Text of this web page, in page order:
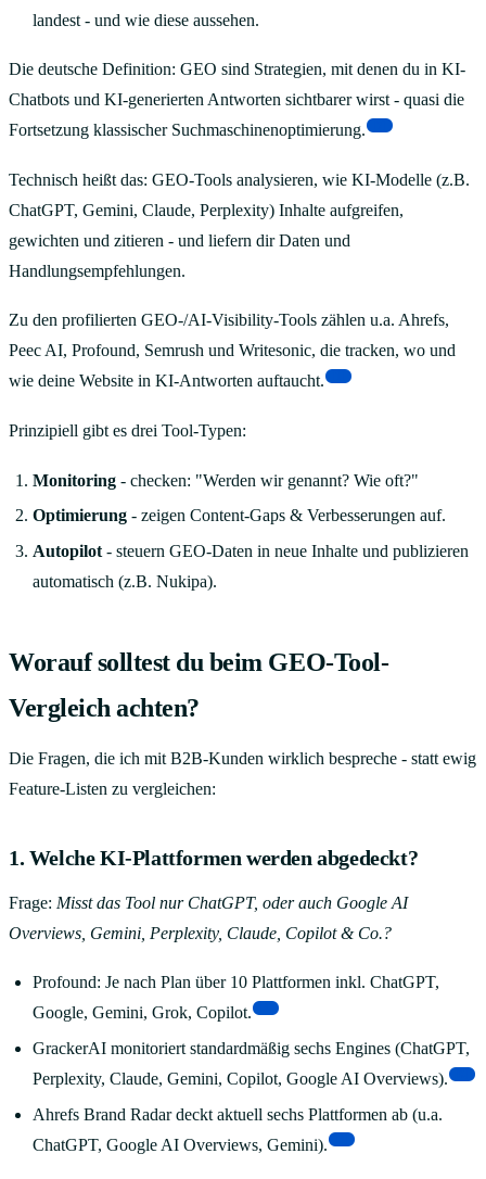
landest - und wie diese aussehen.
Die deutsche Definition: GEO sind Strategien, mit denen du in KI-
Chatbots und KI-generierten Antworten sichtbarer wirst - quasi die
Fortsetzung klassischer Suchmaschinenoptimierung.
Technisch heißt das: GEO-Tools analysieren, wie KI-Modelle (z.B.
ChatGPT, Gemini, Claude, Perplexity) Inhalte aufgreifen,
gewichten und zitieren - und liefern dir Daten und
Handlungsempfehlungen.
Zu den profilierten GEO-/AI-Visibility-Tools zählen u.a. Ahrefs,
Peec AI, Profound, Semrush und Writesonic, die tracken, wo und
wie deine Website in KI-Antworten auftaucht.
Prinzipiell gibt es drei Tool-Typen:
Monitoring - checken: "Werden wir genannt? Wie oft?"
Optimierung - zeigen Content-Gaps & Verbesserungen auf.
Autopilot - steuern GEO-Daten in neue Inhalte und publizieren
automatisch (z.B. Nukipa).
Worauf solltest du beim GEO-Tool-
Vergleich achten?
Die Fragen, die ich mit B2B-Kunden wirklich bespreche - statt ewig
Feature-Listen zu vergleichen:
1. Welche KI-Plattformen werden abgedeckt?
Frage: Misst das Tool nur ChatGPT, oder auch Google AI
Overviews, Gemini, Perplexity, Claude, Copilot & Co.?
Profound: Je nach Plan über 10 Plattformen inkl. ChatGPT,
Google, Gemini, Grok, Copilot.
GrackerAI monitoriert standardmäßig sechs Engines (ChatGPT,
Perplexity, Claude, Gemini, Copilot, Google AI Overviews).
Ahrefs Brand Radar deckt aktuell sechs Plattformen ab (u.a.
ChatGPT, Google AI Overviews, Gemini).